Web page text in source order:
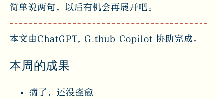
简单说两句，以后有机会再展开吧。
本文由ChatGPT, Github Copilot 协助完成。
本周的成果
病了，还没痊愈